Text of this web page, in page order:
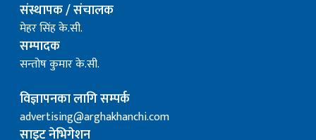
संस्थापक / संचालक
मेहर सिंह के.सी.
सम्पादक
सन्तोष कुमार के.सी.
विज्ञापनका लागि सम्पर्क
advertising@arghakhanchi.com
साइट नेभिगेशन